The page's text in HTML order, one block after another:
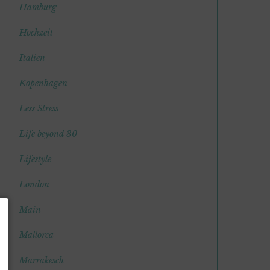
Hamburg
Hochzeit
Italien
Kopenhagen
Less Stress
Life beyond 30
Lifestyle
London
Main
Mallorca
Marrakesch